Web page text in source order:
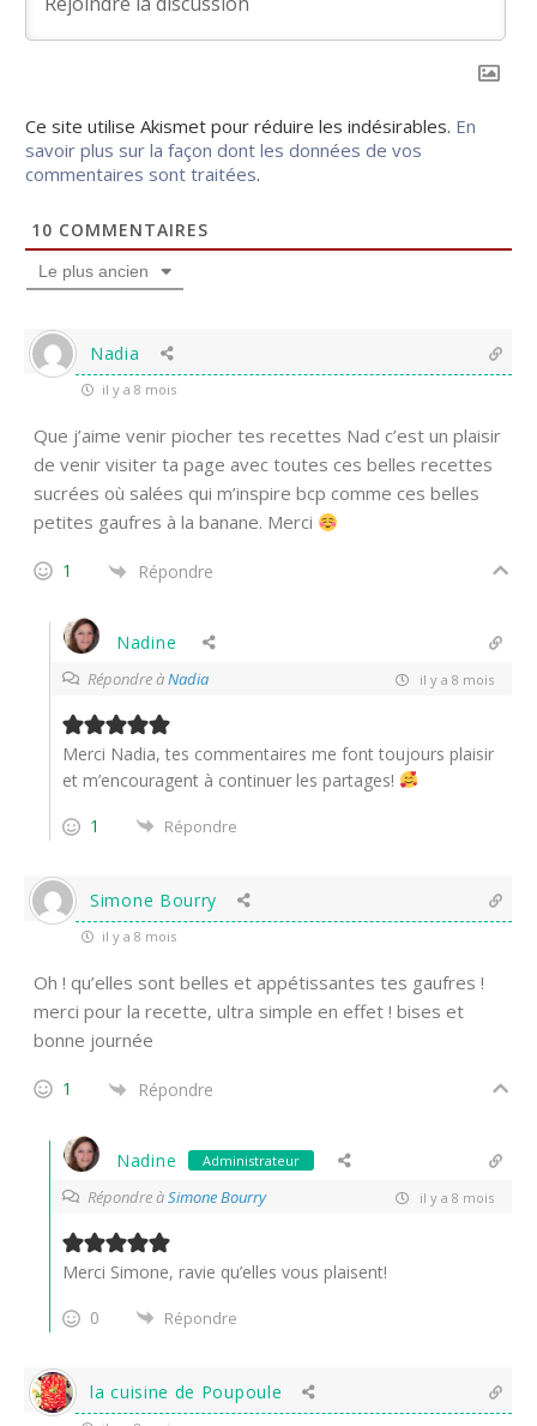
Ce site utilise Akismet pour réduire les indésirables. En
savoir plus sur la façon dont les données de vos
commentaires sont traitées.
10 COMMENTAIRES
Le plus ancien
Nadia
il y a 8 mois
Que j’aime venir piocher tes recettes Nad c’est un plaisir
de venir visiter ta page avec toutes ces belles recettes
sucrées où salées qui m’inspire bcp comme ces belles
petites gaufres à la banane. Merci
1 Répondre
Nadine
Répondre àNadia il y a 8 mois
Merci Nadia, tes commentaires me font toujours plaisir
et m’encouragent à continuer les partages!
1
Répondre
Simone Bourry
il y a 8 mois
Oh ! qu’elles sont belles et appétissantes tes gaufres !
merci pour la recette, ultra simple en effet ! bises et
bonne journée
1 Répondre
Nadine Administrateur
Répondre àSimone Bourry il y a 8 mois
Merci Simone, ravie qu’elles vous plaisent!
0
Répondre
la cuisine de Poupoule